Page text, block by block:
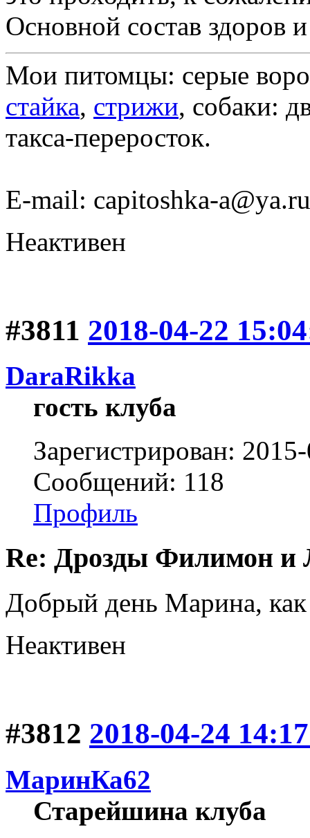
Основной состав здоров
Мои питомцы: серые
стайка, стрижи, собаки:
такса-переросток.
Е-mail: capitoshka-a@ya.ru
Неактивен
#3811 2018-04-22
DaraRikka
гость клуба
Зарегистрирован:
Сообщений: 118
Профиль
Re: Дрозды Филимон и
Добрый день Марина,
Неактивен
#3812 2018-04-24
МаринКа62
Старейшина клуба